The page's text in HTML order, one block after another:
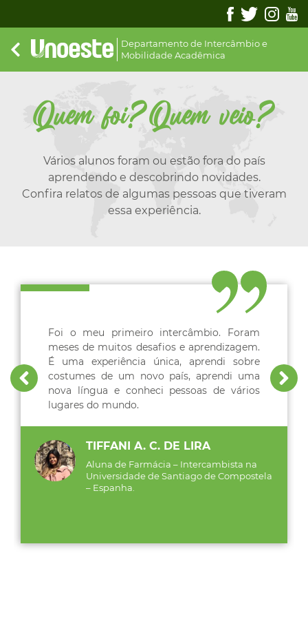
Departamento de Intercâmbio e
Mobilidade Acadêmica
Quem foi?Quem veio?
Vários alunos foram ou estão fora do país
aprendendo e descobrindo novidades.
Confira relatos de algumas pessoas que tiveram
essa experiência.
Foi o meu primeiro intercâmbio. Foram
meses de muitos desafios e aprendizagem.
É uma experiência única, aprendi sobre
costumes de um novo país, aprendi uma
nova língua e conheci pessoas de vários
lugares do mundo.
TIFFANI A. C. DE LIRA
Aluna de Farmácia – Intercambista na
Universidade de Santiago de Compostela
– Espanha.